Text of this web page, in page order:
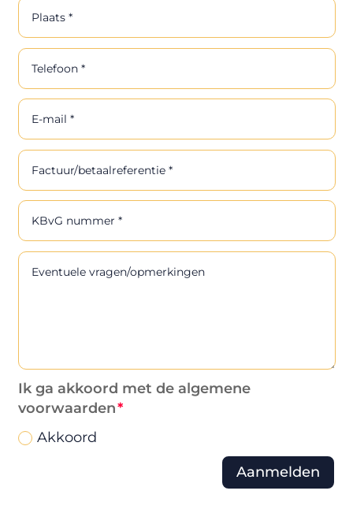
Ik ga akkoord met de algemene
voorwaarden
Akkoord
Aanmelden